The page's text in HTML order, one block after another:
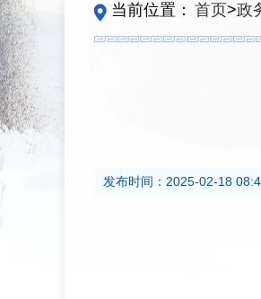
当前位置： 首页>政
发布时间： 2025-02-18